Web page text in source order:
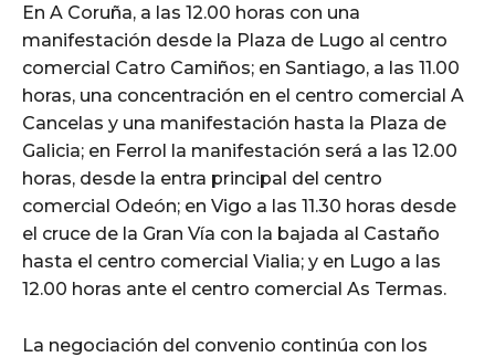
En A Coruña, a las 12.00 horas con una
manifestación desde la Plaza de Lugo al centro
comercial Catro Camiños; en Santiago, a las 11.00
horas, una concentración en el centro comercial A
Cancelas y una manifestación hasta la Plaza de
Galicia; en Ferrol la manifestación será a las 12.00
horas, desde la entra principal del centro
comercial Odeón; en Vigo a las 11.30 horas desde
el cruce de la Gran Vía con la bajada al Castaño
hasta el centro comercial Vialia; y en Lugo a las
12.00 horas ante el centro comercial As Termas.
La negociación del convenio continúa con los